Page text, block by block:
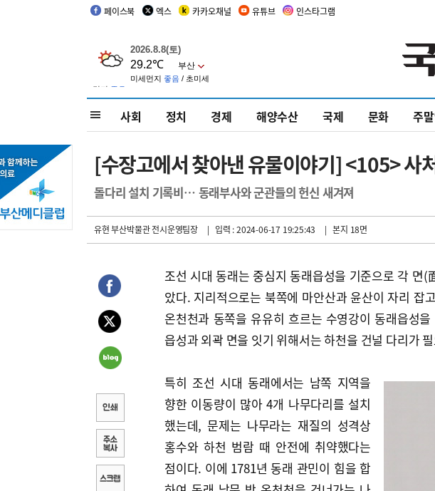
페이스북 엑스 카카오채널 유튜브 인스타그램
사회 정치 경제 해양수산 국제 문화 주
[수장고에서 찾아낸 유물이야기] <105>
돌다리 설치 기록비… 동래부사와 군관들의 헌신 새겨져
유현 부산박물관 전시운영팀장 | 입력 : 2024-06-17 19:25:43 | 본지 18면
조선 시대 동래는 중심지 동래읍성을 기준으로 각 면
았다. 지리적으로는 북쪽에 마안산과 윤산이 자리 잡
온천천과 동쪽을 유유히 흐르는 수영강이 동래읍성
읍성과 외곽 면을 잇기 위해서는 하천을 건널 다리가
특히 조선 시대 동래에서는 남쪽 지역을
향한 이동량이 많아 4개 나무다리를 설치
했는데, 문제는 나무라는 재질의 성격상
홍수와 하천 범람 때 안전에 취약했다는
점이다. 이에 1781년 동래 관민이 힘을 합